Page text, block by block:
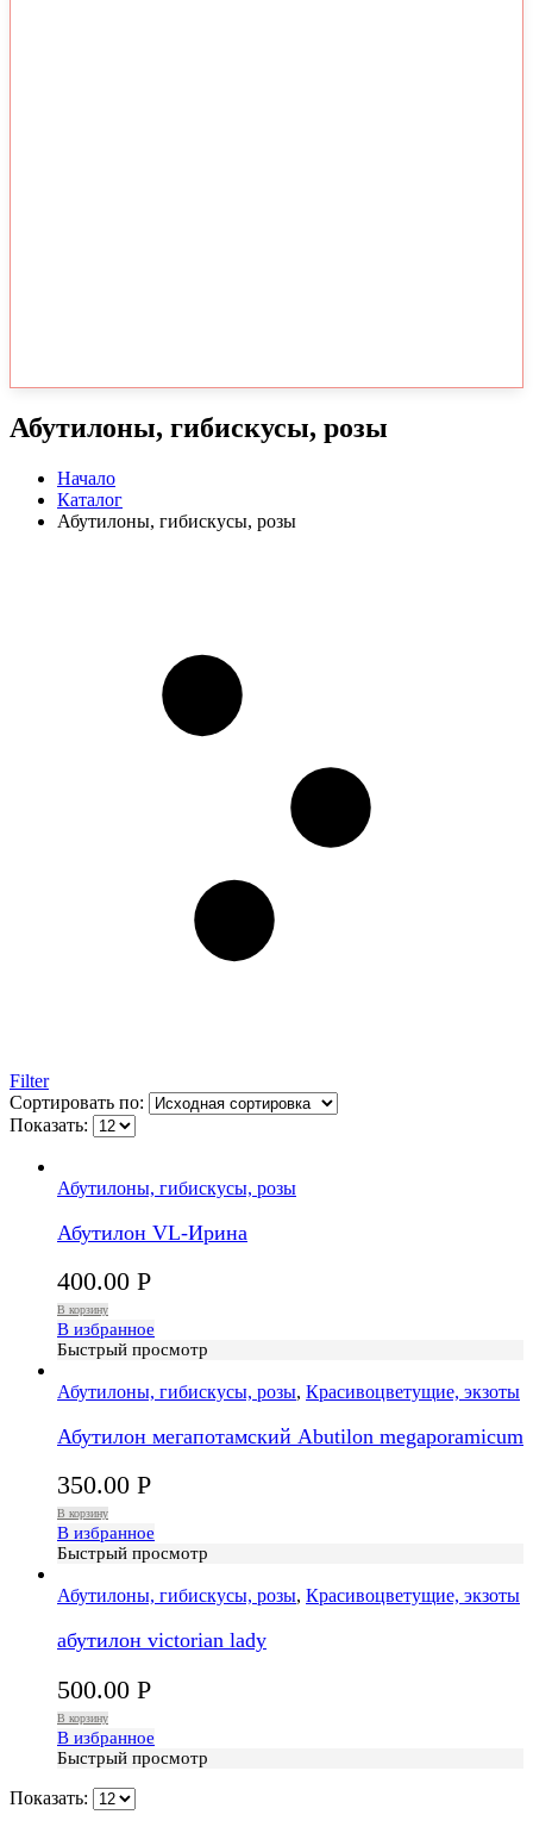
Абутилоны, гибискусы, розы
Начало
Каталог
Абутилоны, гибискусы, розы
Filter
Сортировать по:
Показать:
Абутилоны, гибискусы, розы
Абутилон VL-Ирина
400.00 Р
В корзину
В избранное
Быстрый просмотр
Абутилоны, гибискусы, розы, Красивоцветущие, экзоты
Абутилон мегапотамский Abutilon megaporamicum
350.00 Р
В корзину
В избранное
Быстрый просмотр
Абутилоны, гибискусы, розы, Красивоцветущие, экзоты
абутилон victorian lady
500.00 Р
В корзину
В избранное
Быстрый просмотр
Показать: